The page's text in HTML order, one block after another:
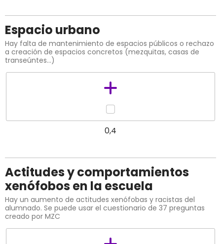
Espacio urbano
Hay falta de mantenimiento de espacios públicos o rechazo
a creación de espacios concretos (mezquitas, casas de
transeúntes…)
0,4
Actitudes y comportamientos
xenófobos en la escuela
Hay un aumento de actitudes xenófobas y racistas del
alumnado. Se puede usar el cuestionario de 37 preguntas
creado por MZC